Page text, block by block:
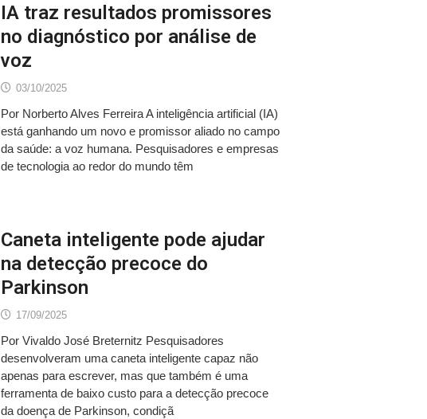
IA traz resultados promissores
no diagnóstico por análise de
voz
03/10/2025
Por Norberto Alves Ferreira A inteligência artificial (IA)
está ganhando um novo e promissor aliado no campo
da saúde: a voz humana. Pesquisadores e empresas
de tecnologia ao redor do mundo têm
Caneta inteligente pode ajudar
na detecção precoce do
Parkinson
17/09/2025
Por Vivaldo José Breternitz Pesquisadores
desenvolveram uma caneta inteligente capaz não
apenas para escrever, mas que também é uma
ferramenta de baixo custo para a detecção precoce
da doença de Parkinson, condiçã